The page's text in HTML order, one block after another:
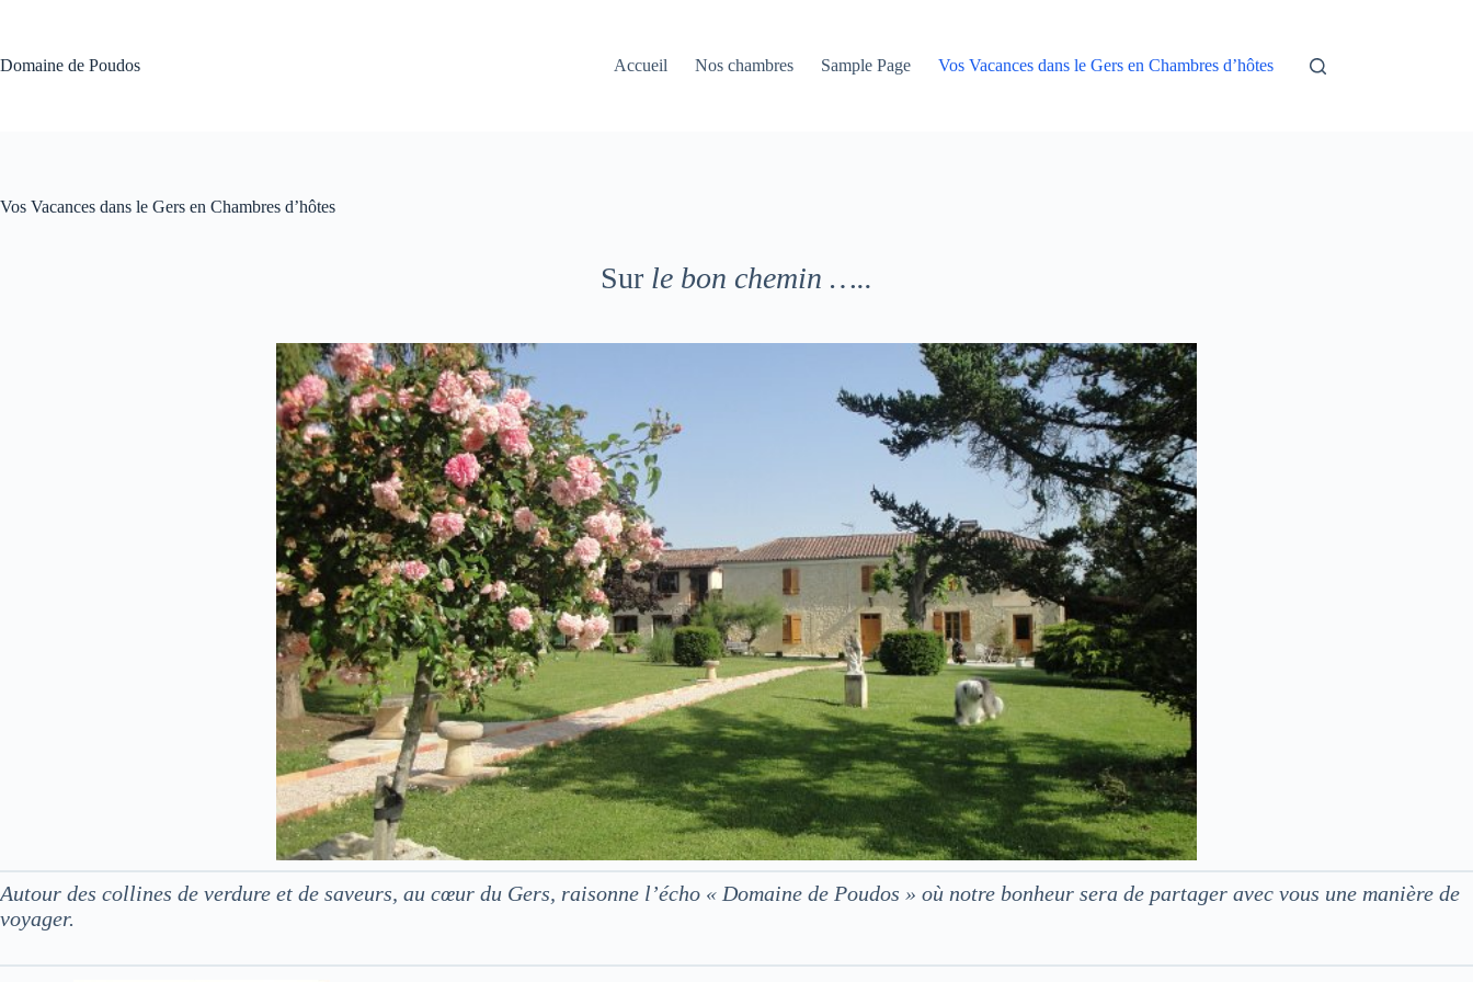
Domaine de Poudos
Accueil Nos chambres Sample Page Vos Vacances dans le Gers en Chambres d’hôtes
Vos Vacances dans le Gers en Chambres d’hôtes
Sur le bon chemin …..
Autour des collines de verdure et de saveurs, au cœur du Gers, raisonne l’écho « Domaine de Poudos » où notre bonheur sera de partager avec vous une manière de
voyager.